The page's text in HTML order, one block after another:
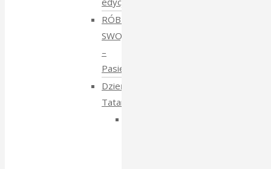
RÓBMY
SWOJE
–
Pasieki
Dzień
Tatarski